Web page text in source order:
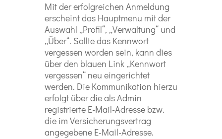
Mit der erfolgreichen Anmeldung
erscheint das Hauptmenu mit der
Auswahl „Profil“, „Verwaltung“ und
„Über“. Sollte das Kennwort
vergessen worden sein, kann dies
über den blauen Link „Kennwort
vergessen“ neu eingerichtet
werden. Die Kommunikation hierzu
erfolgt über die als Admin
registrierte E-Mail-Adresse bzw.
die im Versicherungsvertrag
angegebene E-Mail-Adresse.